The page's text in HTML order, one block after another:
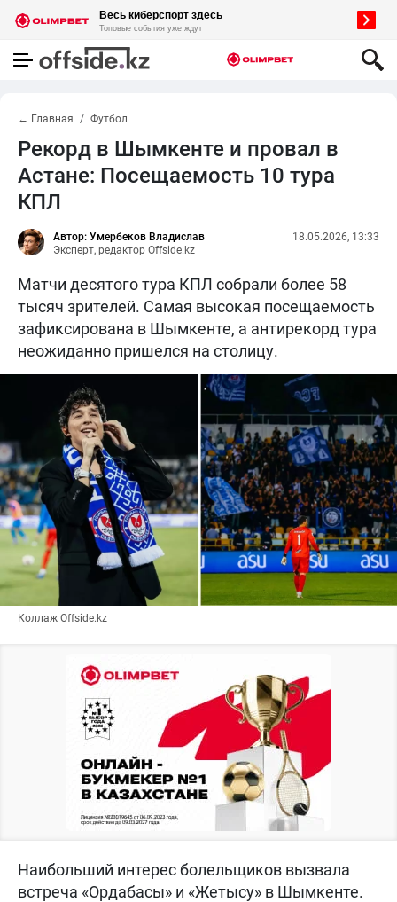
← Главная Футбол
Рекорд в Шымкенте и провал в
Астане: Посещаемость 10 тура
КПЛ
Автор: Умербеков Владислав
Эксперт, редактор Offside.kz
18.05.2026, 13:33
Матчи десятого тура КПЛ собрали более 58
тысяч зрителей. Самая высокая посещаемость
зафиксирована в Шымкенте, а антирекорд тура
неожиданно пришелся на столицу.
Коллаж Offside.kz
Наибольший интерес болельщиков вызвала
встреча «Ордабасы» и «Жетысу» в Шымкенте.